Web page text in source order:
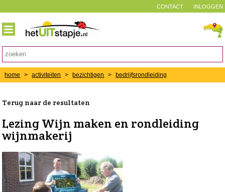
INLOGGEN
CONTACT
home > activiteiten > bezichtigen > bedrijfsrondleiding
Terug naar de resultaten
Lezing Wijn maken en rondleiding
wijnmakerij